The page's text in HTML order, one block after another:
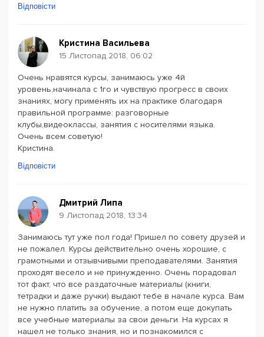
Відповісти
Кристина Васильева
15 Листопад 2018, 06:02
Очень нравятся курсы, занимаюсь уже 4й
уровень,начинала с 1го и чувствую прогресс в своих
знаниях, могу применять их на практике благодаря
правильной программе: разговорные
клубы,видеоклассы, занятия с носителями языка.
Очень всем советую!
Кристина.
Відповісти
Дмитрий Липа
9 Листопад 2018, 13:34
Занимаюсь тут уже пол года! Пришел по совету друзей и
не пожалел. Курсы действительно очень хорошие, с
грамотными и отзывчивыми преподавателями. Занятия
проходят весело и не принужденно. Очень порадовал
тот факт, что все раздаточные материалы (книги,
тетрадки и даже ручки) выдают тебе в начале курса. Вам
не нужно платить за обучение, а потом еще докупать
все учебные материалы за свои деньги. На курсах я
нашел не только знания, но и познакомился с